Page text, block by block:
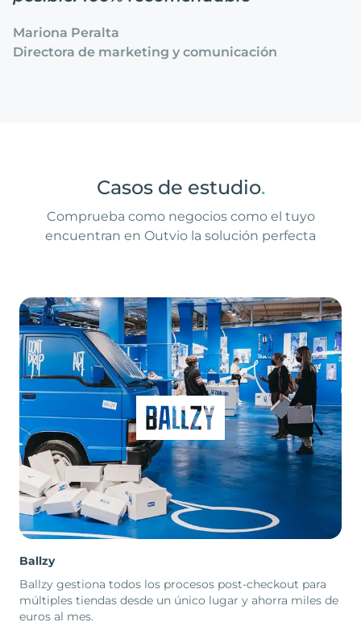
Mariona Peralta
Directora de marketing y comunicación
Casos de estudio.
Comprueba como negocios como el tuyo
encuentran en Outvio la solución perfecta
Ballzy
Ballzy gestiona todos los procesos post-checkout para
múltiples tiendas desde un único lugar y ahorra miles de
euros al mes.